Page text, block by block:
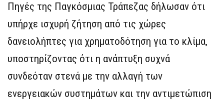
Πηγές της Παγκόσμιας Τράπεζας δήλωσαν ότι
υπήρχε ισχυρή ζήτηση από τις χώρες
δανειολήπτες για χρηματοδότηση για το κλίμα,
υποστηρίζοντας ότι η ανάπτυξη συχνά
συνδεόταν στενά με την αλλαγή των
ενεργειακών συστημάτων και την αντιμετώπιση